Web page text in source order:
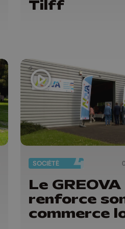
Tilff
SOCIÉTÉ
Le GREOVA
renforce
commerce